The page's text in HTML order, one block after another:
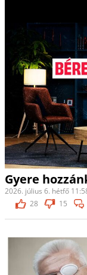
Gyere
2026. július 6. hétfő
28
15